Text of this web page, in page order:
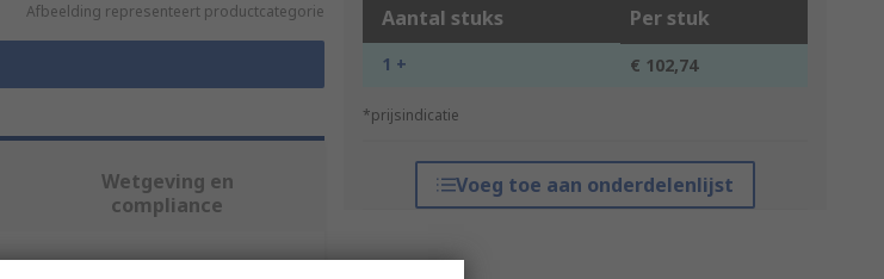
Afbeelding representeert productcategorie Aantal stuks Per stuk
1 + € 102,74
*prijsindicatie
Voeg toe aan onderdelenlijst
Wetgeving en
compliance